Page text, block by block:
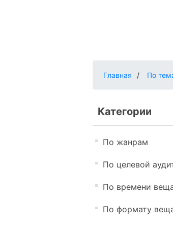
Главная / По
Категории
По жанрам
По целевой
По времени
По формату